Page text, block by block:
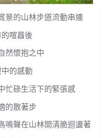
景的山林步道流動串連
喧囂後
然懷抱之中
的感動
忙碌生活下的緊張感
的散著步
鳴聲在山林間清脆迴盪著